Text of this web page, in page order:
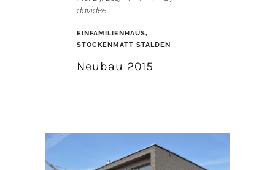
davidee
EINFAMILIENHAUS,
STOCKENMATT STALDEN
Neubau 2015